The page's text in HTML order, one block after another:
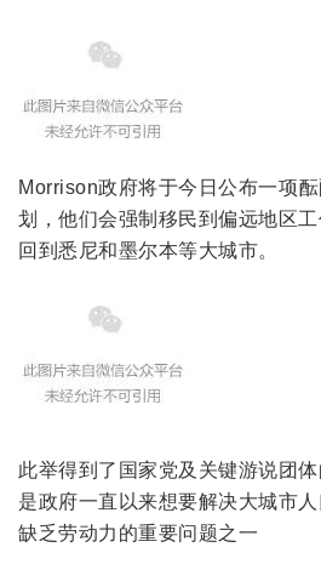
Morrison政府将于今日公布一项
划，他们会强制移民到偏远地区
回到悉尼和墨尔本等大城市。
此举得到了国家党及关键游说团
是政府一直以来想要解决大城市
缺乏劳动力的重要问题之一